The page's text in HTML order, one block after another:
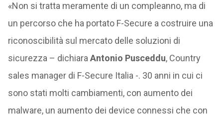
«Non si tratta meramente di un compleanno, ma di
un percorso che ha portato F-Secure a costruire una
riconoscibilità sul mercato delle soluzioni di
sicurezza – dichiara Antonio Pusceddu, Country
sales manager di F-Secure Italia -. 30 anni in cui ci
sono stati molti cambiamenti, con aumento dei
malware, un aumento dei device connessi che con